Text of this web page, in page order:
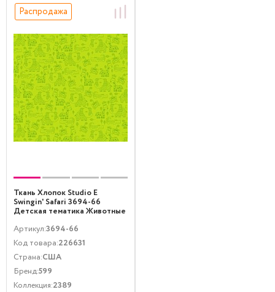
Распродажа
Ткань Хлопок Studio E
Swingin' Safari 3694-66
Детская тематика Животные
Артикул:3694-66
Код товара:226631
Страна:США
Бренд:599
Коллекция:2389